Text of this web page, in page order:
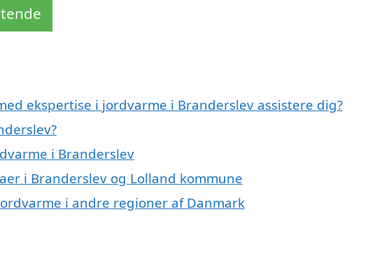
ekspertise i jordvarme i Branderslev assistere dig?
i Branderslev
i Branderslev og Lolland kommune
i andre regioner af Danmark